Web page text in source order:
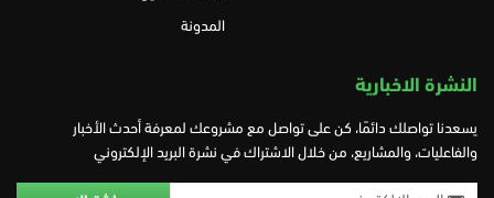
المدونة
النشرة الاخبارية
يسعدنا تواصلك دائمًا، كن على تواصل مع مشروعك لمعرفة أحدث الأخبار
والفاعليات، والمشاريع، من خلال الاشتراك في نشرة البريد الإلكتروني